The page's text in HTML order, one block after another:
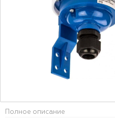
Полное описание